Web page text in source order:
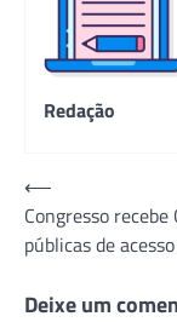
Redação
Navegação
de
Post
⟵
Congresso
públicas de
Deixe um